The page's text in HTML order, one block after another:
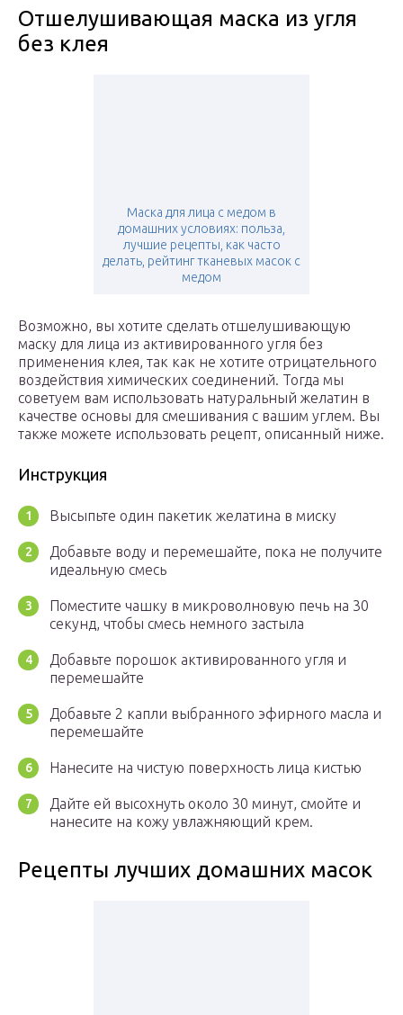
Отшелушивающая маска из угля
без клея
Маска для лица с медом в
домашних условиях: польза,
лучшие рецепты, как часто
делать, рейтинг тканевых масок с
медом
Возможно, вы хотите сделать отшелушивающую
маску для лица из активированного угля без
применения клея, так как не хотите отрицательного
воздействия химических соединений. Тогда мы
советуем вам использовать натуральный желатин в
качестве основы для смешивания с вашим углем. Вы
также можете использовать рецепт, описанный ниже.
Инструкция
Высыпьте один пакетик желатина в миску
Добавьте воду и перемешайте, пока не получите
идеальную смесь
Поместите чашку в микроволновую печь на 30
секунд, чтобы смесь немного застыла
Добавьте порошок активированного угля и
перемешайте
Добавьте 2 капли выбранного эфирного масла и
перемешайте
Нанесите на чистую поверхность лица кистью
Дайте ей высохнуть около 30 минут, смойте и
нанесите на кожу увлажняющий крем.
Рецепты лучших домашних масок